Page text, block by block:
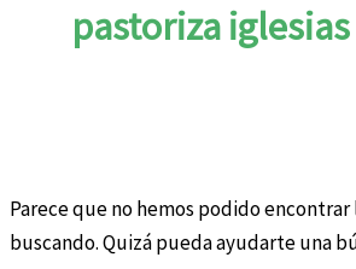
pastoriza iglesias
Parece que no hemos podido encontrar
buscando. Quizá pueda ayudarte una